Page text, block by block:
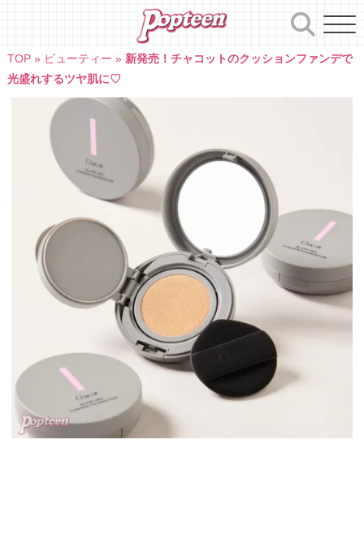
TOP» ビューティー » 新発売！チャコットのクッションファンデで
光盛れするツヤ肌に♡